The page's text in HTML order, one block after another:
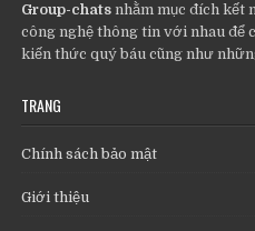
Group-chats nhằm mục đích kết
công nghệ thông tin với nhau để
kiến thức quý báu cũng như
TRANG
Chính sách bảo mật
Giới thiệu